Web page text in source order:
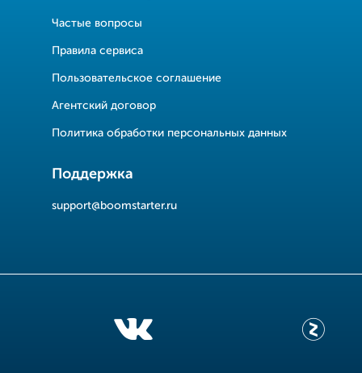
Частые вопросы
Правила сервиса
Пользовательское соглашение
Агентский договор
Политика обработки персональных данных
Поддержка
support@boomstarter.ru